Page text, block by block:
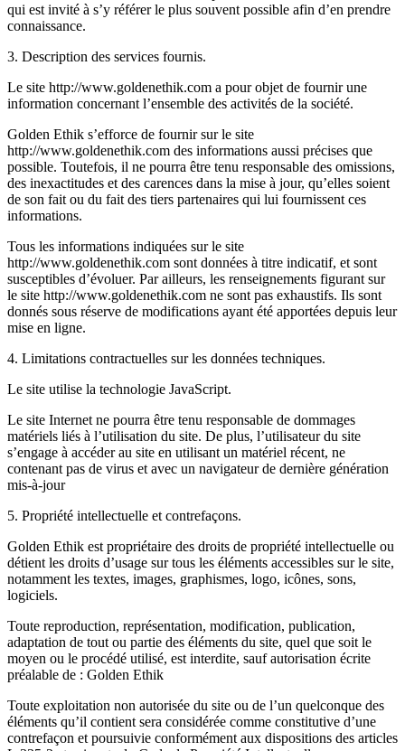
qui est invité à s’y référer le plus souvent possible afin d’en prendre
connaissance.
3. Description des services fournis.
Le site http://www.goldenethik.com a pour objet de fournir une
information concernant l’ensemble des activités de la société.
Golden Ethik s’efforce de fournir sur le site
http://www.goldenethik.com des informations aussi précises que
possible. Toutefois, il ne pourra être tenu responsable des omissions,
des inexactitudes et des carences dans la mise à jour, qu’elles soient
de son fait ou du fait des tiers partenaires qui lui fournissent ces
informations.
Tous les informations indiquées sur le site
http://www.goldenethik.com sont données à titre indicatif, et sont
susceptibles d’évoluer. Par ailleurs, les renseignements figurant sur
le site http://www.goldenethik.com ne sont pas exhaustifs. Ils sont
donnés sous réserve de modifications ayant été apportées depuis leur
mise en ligne.
4. Limitations contractuelles sur les données techniques.
Le site utilise la technologie JavaScript.
Le site Internet ne pourra être tenu responsable de dommages
matériels liés à l’utilisation du site. De plus, l’utilisateur du site
s’engage à accéder au site en utilisant un matériel récent, ne
contenant pas de virus et avec un navigateur de dernière génération
mis-à-jour
5. Propriété intellectuelle et contrefaçons.
Golden Ethik est propriétaire des droits de propriété intellectuelle ou
détient les droits d’usage sur tous les éléments accessibles sur le site,
notamment les textes, images, graphismes, logo, icônes, sons,
logiciels.
Toute reproduction, représentation, modification, publication,
adaptation de tout ou partie des éléments du site, quel que soit le
moyen ou le procédé utilisé, est interdite, sauf autorisation écrite
préalable de : Golden Ethik
Toute exploitation non autorisée du site ou de l’un quelconque des
éléments qu’il contient sera considérée comme constitutive d’une
contrefaçon et poursuivie conformément aux dispositions des articles